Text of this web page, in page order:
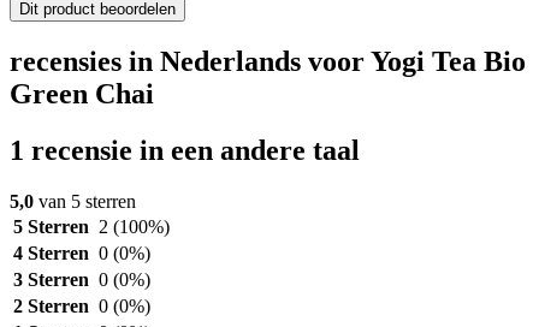
Dit product beoordelen
recensies in Nederlands voor Yogi Tea Bio
Green Chai
1 recensie in een andere taal
5,0 van 5 sterren
5 Sterren 2 (100%)
4 Sterren 0 (0%)
3 Sterren 0 (0%)
2 Sterren 0 (0%)